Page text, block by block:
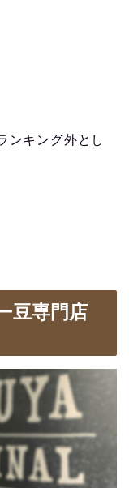
ンキング外とし
豆専門店